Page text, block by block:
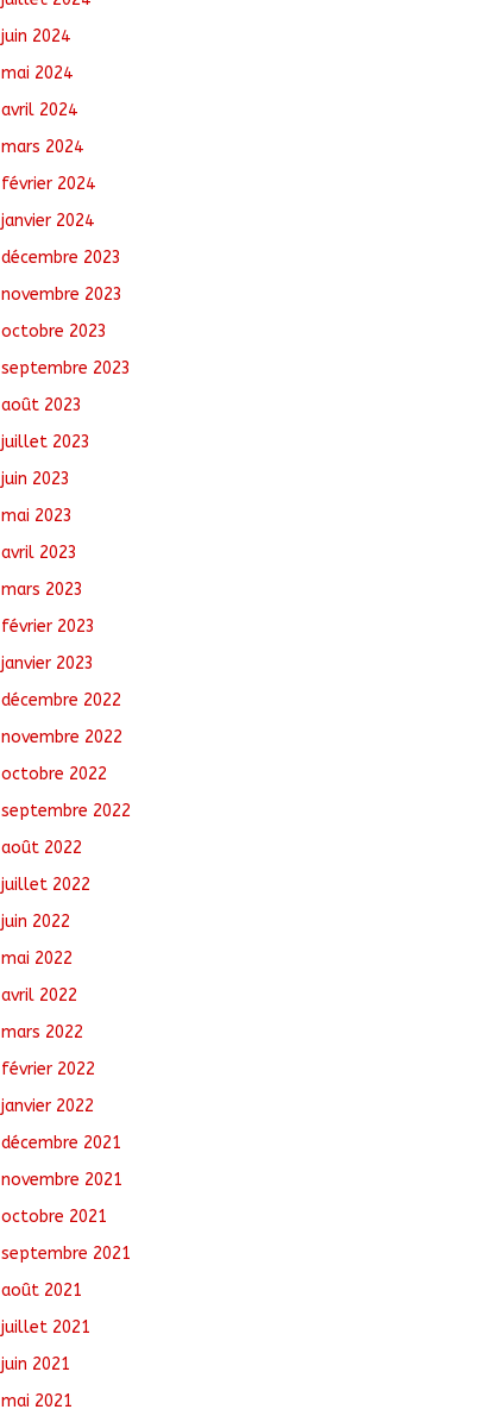
juin 2024
mai 2024
avril 2024
mars 2024
février 2024
janvier 2024
décembre 2023
novembre 2023
octobre 2023
septembre 2023
août 2023
juillet 2023
juin 2023
mai 2023
avril 2023
mars 2023
février 2023
janvier 2023
décembre 2022
novembre 2022
octobre 2022
septembre 2022
août 2022
juillet 2022
juin 2022
mai 2022
avril 2022
mars 2022
février 2022
janvier 2022
décembre 2021
novembre 2021
octobre 2021
septembre 2021
août 2021
juillet 2021
juin 2021
mai 2021